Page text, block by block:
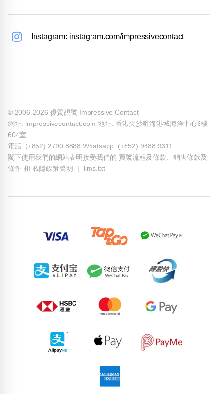
Instagram: instagram.com/impressivecontact
© 2006-2026 優質靚號 Impressive Contact
網址: impressivecontact.com 地址: 香港尖沙咀海港城海洋中心6樓
604室
電話: (+852) 2790 8888 Whatsapp: (+852) 9888 9311
閣下使用我們的網站表明接受我們的 買號流程及條款
銷售條款及
條件 和 私隱政策聲明 llms.txt